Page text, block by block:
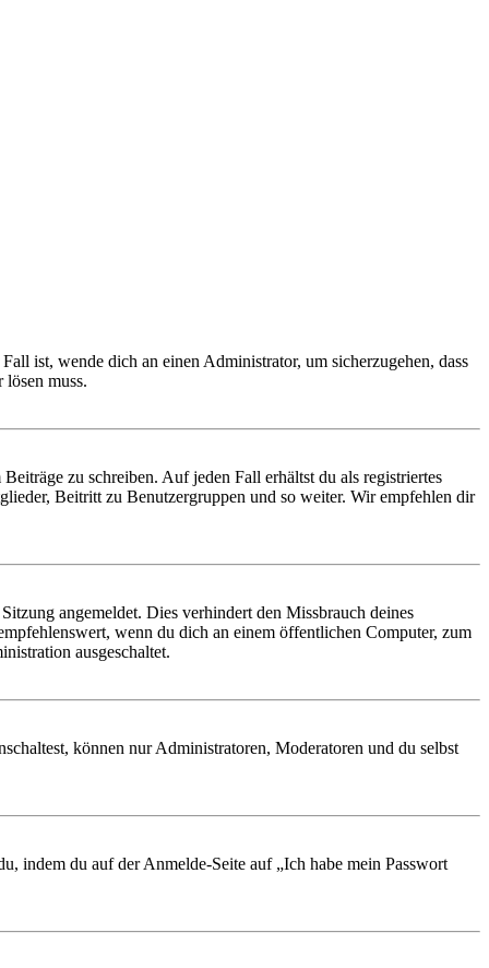
ist, wende dich an einen Administrator, um sicherzugehen, dass
muss.
zu schreiben. Auf jeden Fall erhältst du als registriertes
Beitritt zu Benutzergruppen und so weiter. Wir empfehlen dir
angemeldet. Dies verhindert den Missbrauch deines
wenn du dich an einem öffentlichen Computer, zum
ausgeschaltet.
können nur Administratoren, Moderatoren und du selbst
indem du auf der Anmelde-Seite auf „Ich habe mein Passwort